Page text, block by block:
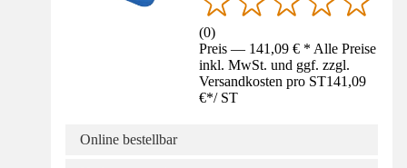
(0)
Preis — 141,09 € * Alle Preise
inkl. MwSt. und ggf. zzgl.
Versandkosten pro ST141,09
€*/ ST
Online bestellbar